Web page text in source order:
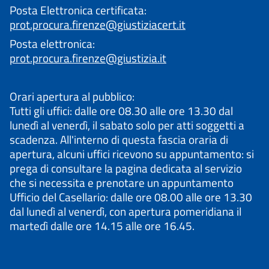
Posta Elettronica certificata:
prot.procura.firenze@giustiziacert.it
Posta elettronica:
prot.procura.firenze@giustizia.it
Orari apertura al pubblico:
Tutti gli uffici: dalle ore 08.30 alle ore 13.30 dal
lunedì al venerdì, il sabato solo per atti soggetti a
scadenza. All'interno di questa fascia oraria di
apertura, alcuni uffici ricevono su appuntamento: si
prega di consultare la pagina dedicata al servizio
che si necessita e prenotare un appuntamento
Ufficio del Casellario: dalle ore 08.00 alle ore 13.30
dal lunedì al venerdì, con apertura pomeridiana il
martedì dalle ore 14.15 alle ore 16.45.